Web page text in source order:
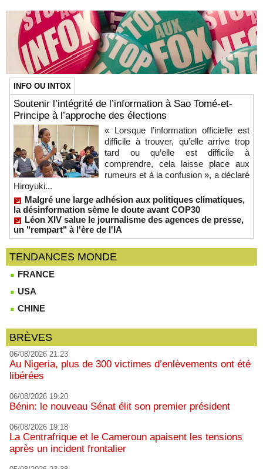
INFO OU INTOX
Soutenir l’intégrité de l’information à Sao Tomé-et-
Principe à l’approche des élections
« Lorsque l’information officielle est
difficile à trouver, qu’elle arrive trop
tard ou qu’elle est difficile à
comprendre, cela laisse place aux
rumeurs et à la confusion », a déclaré
Hiroyuki...
Malgré une large adhésion aux politiques climatiques,
la désinformation sème le doute avant COP30
Léon XIV salue le journalisme des agences de presse,
un "rempart" à l'ère de l'IA
TENDANCES MONDE
FRANCE
USA
CHINE
BRÈVES
06/08/2026 21:23
Au Nigeria, plus de 300 victimes d’enlèvements ont été
libérées
06/08/2026 19:20
Bénin: le nouveau Sénat élit son premier président
06/08/2026 19:18
La Centrafrique et le Cameroun apaisent les tensions
après un incident frontalier